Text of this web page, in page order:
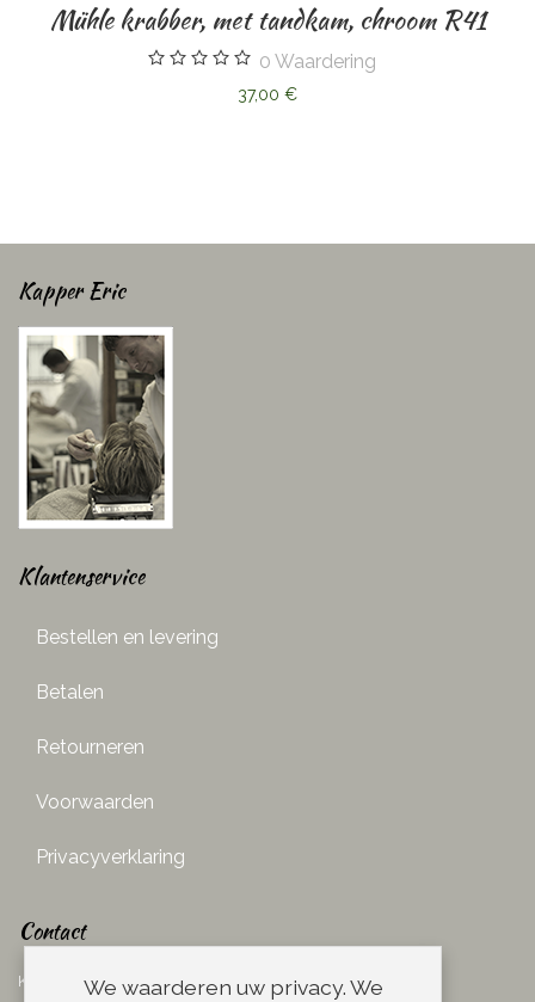
Mühle krabber, met tandkam, chroom R41
0 Waardering
37,00 €
Kapper Eric
Klantenservice
Bestellen en levering
Betalen
Retourneren
Voorwaarden
Privacyverklaring
Contact
Ketelboetersteeg 29
We waarderen uw privacy. We